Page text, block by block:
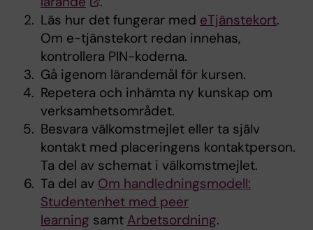
Läs hur det fungerar med eTjänstekort.
Om e-tjänstekort redan innehas,
kontrollera PIN-koderna.
Gå igenom lärandemål för kursen.
Repetera och inhämta ny kunskap om
verksamhetsområdet.
Besvara välkomstmejlet eller ta själv
kontakt med placeringens kontaktperson.
Ta del av schemat i välkomstmejlet.
Ta del av Om handledningsmodell:
Studentenhet med peer
learning samt Arbetsordning.